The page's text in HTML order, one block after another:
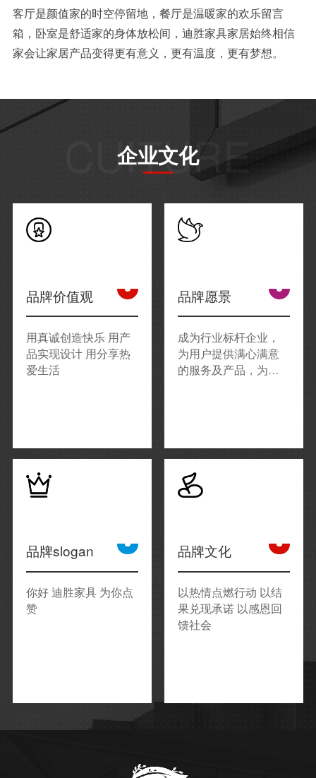
客厅是颜值家的时空停留地，餐厅是温暖家的欢乐留言
箱，卧室是舒适家的身体放松间，迪胜家具家居始终相信
家会让家居产品变得更有意义，更有温度，更有梦想。
CUITURE
企业文化
品牌价值观
用真诚创造快乐 用产
品实现设计 用分享热
爱生活
品牌愿景
成为行业标杆企业，
为用户提供满心满意
的服务及产品，为城
品牌slogan
你好 迪胜家具 为你点
赞
品牌文化
以热情点燃行动 以结
果兑现承诺 以感恩回
馈社会